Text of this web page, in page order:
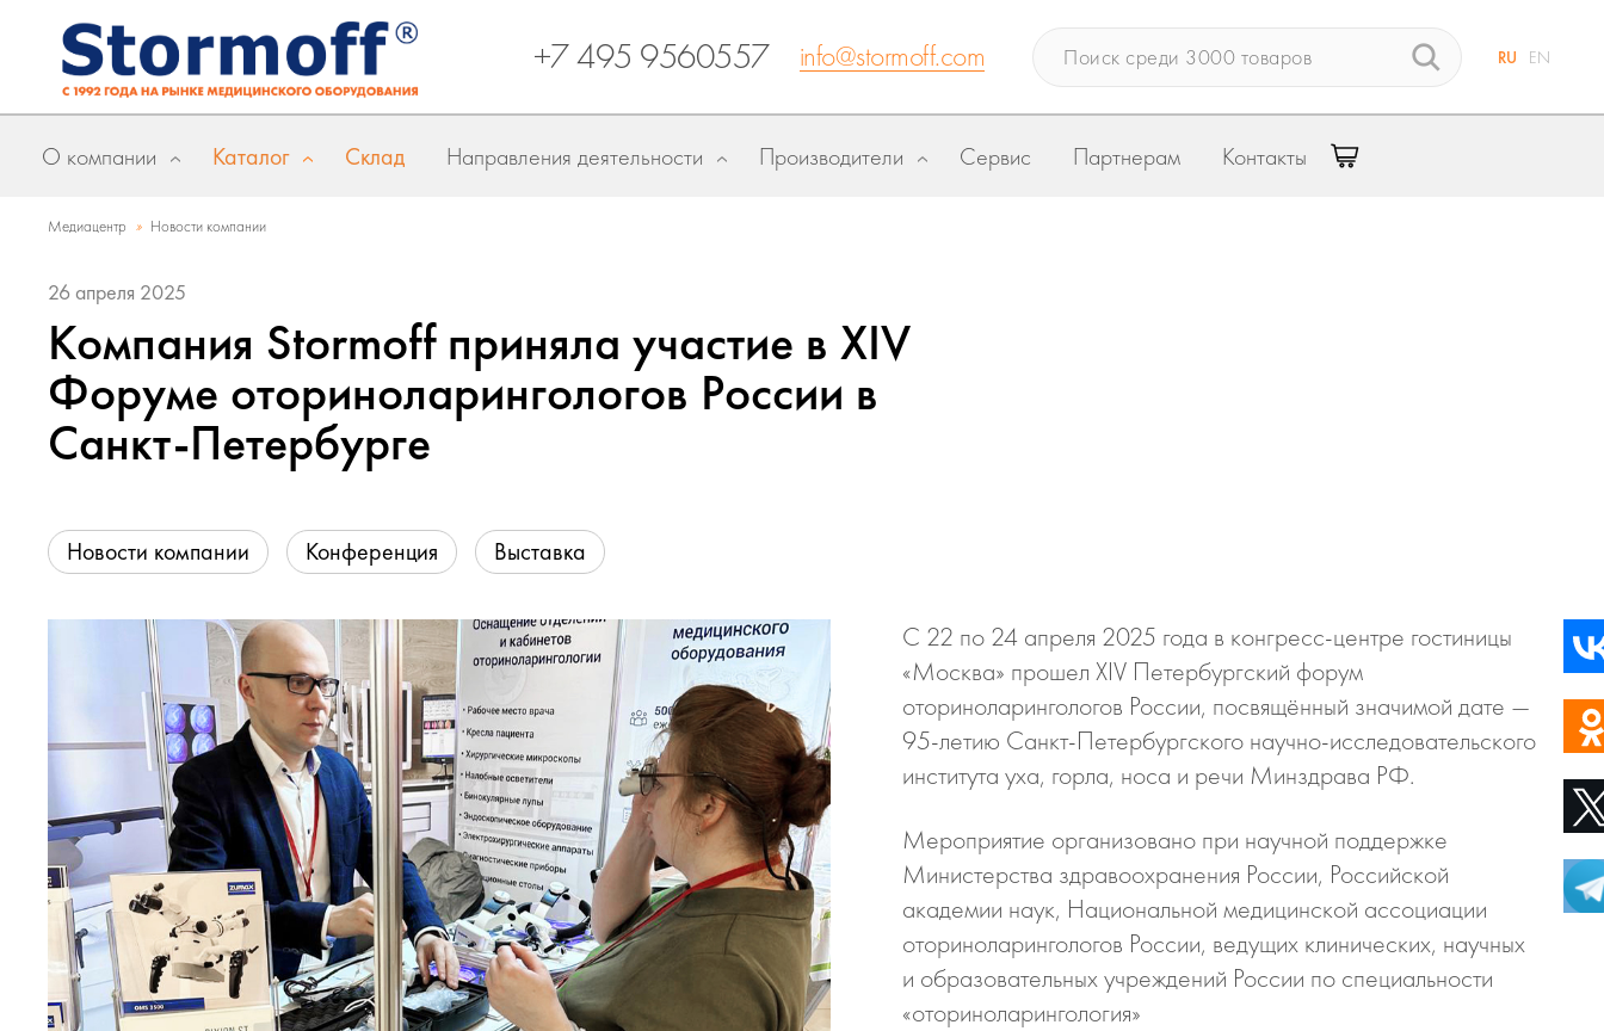
+7 495 9560557 info@stormoff.com RU EN
О компании Каталог Склад Направления деятельности Производители Сервис Партнерам Контакты
Медиацентр » Новости компании
26 апреля 2025
Компания Stormoff приняла участие в XIV
Форуме оториноларингологов России в
Санкт-Петербурге
Новости компании Конференция Выставка
С 22 по 24 апреля 2025 года в конгресс-центре гостиницы
«Москва» прошел XIV Петербургский форум
оториноларингологов России, посвящённый значимой дате —
95-летию Санкт-Петербургского научно-исследовательского
института уха, горла, носа и речи Минздрава РФ.
Мероприятие организовано при научной поддержке
Министерства здравоохранения России, Российской
академии наук, Национальной медицинской ассоциации
оториноларингологов России, ведущих клинических, научных
и образовательных учреждений России по специальности
«оториноларингология»